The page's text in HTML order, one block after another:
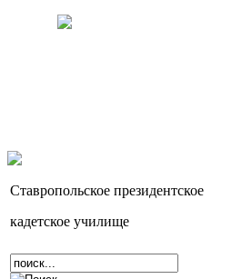
Ставропольское президентское
кадетское училище